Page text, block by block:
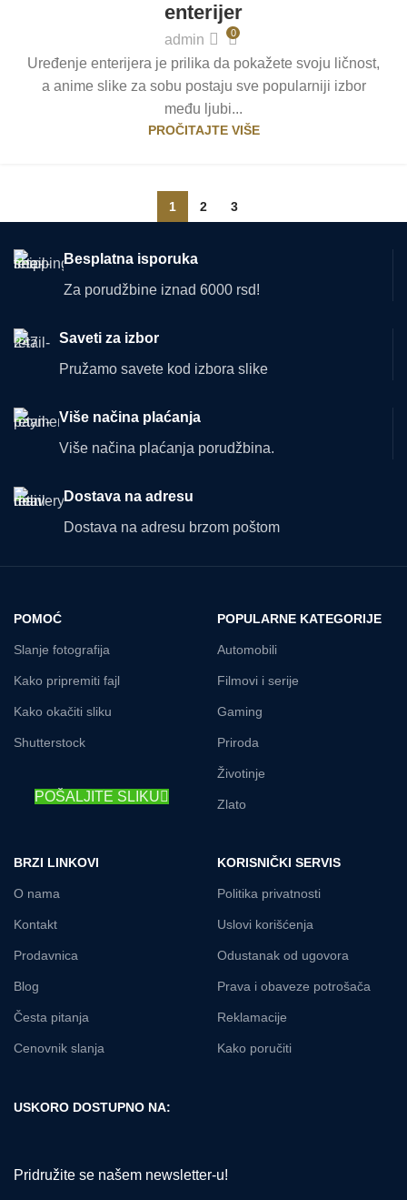
enterijer
admin 0
Uređenje enterijera je prilika da pokažete svoju ličnost,
a anime slike za sobu postaju sve popularniji izbor
među ljubi...
PROČITAJTE VIŠE
1 2 3
Besplatna isporuka
Za porudžbine iznad 6000 rsd!
Saveti za izbor
Pružamo savete kod izbora slike
Više načina plaćanja
Više načina plaćanja porudžbina.
Dostava na adresu
Dostava na adresu brzom poštom
POMOĆ
Slanje fotografija
Kako pripremiti fajl
Kako okačiti sliku
Shutterstock
POŠALJITE SLIKU
POPULARNE KATEGORIJE
Automobili
Filmovi i serije
Gaming
Priroda
Životinje
Zlato
BRZI LINKOVI
O nama
Kontakt
Prodavnica
Blog
Česta pitanja
Cenovnik slanja
KORISNIČKI SERVIS
Politika privatnosti
Uslovi korišćenja
Odustanak od ugovora
Prava i obaveze potrošača
Reklamacije
Kako poručiti
USKORO DOSTUPNO NA:
Pridružite se našem newsletter-u!